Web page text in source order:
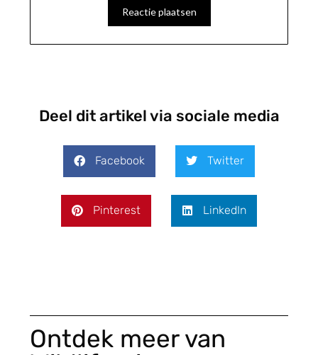
Deel dit artikel via sociale media
Facebook Twitter
Pinterest LinkedIn
Ontdek meer van